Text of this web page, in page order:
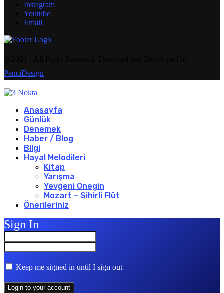
Instagram
Youtube
Email
PenciDesign
Anasayfa
Günlük
Denemek
Haber / Blog
Bilgi
Hayal Melodileri
Kitap
Yarışma
Yevgeni Onegin
Mozart – Sihirli Flüt
Önerileriniz
Sign In
Keep me signed in until I sign out